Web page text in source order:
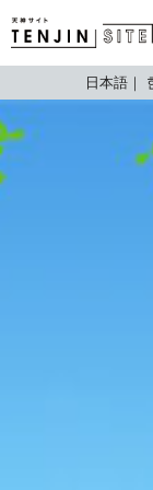
TENJIN SITE
日本語